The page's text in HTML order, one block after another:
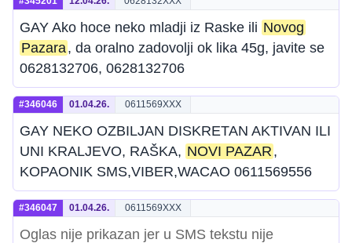
GAY Ako hoce neko mladji iz Raske ili Novog
Pazara, da oralno zadovolji ok lika 45g, javite se
0628132706, 0628132706
#346046 01.04.26. 0611569XXX
GAY NEKO OZBILJAN DISKRETAN AKTIVAN ILI
UNI KRALJEVO, RAŠKA, NOVI PAZAR ,
KOPAONIK SMS,VIBER,WACAO 0611569556
#346047 01.04.26. 0611569XXX
Oglas nije prikazan jer u SMS tekstu nije